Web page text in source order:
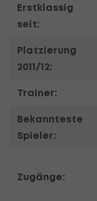
Erstklassig
seit:
Platzierung
2011/12:
Trainer:
Bekannteste
Spieler:
Zugänge: